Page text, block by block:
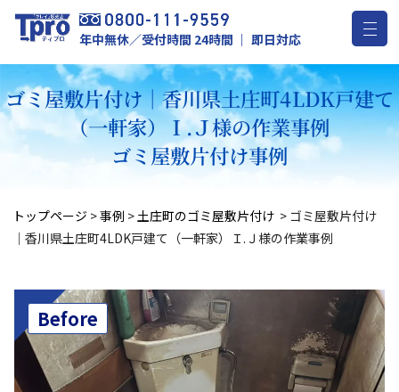
年中無休／受付時間 24時間 ｜ 即日対応
ゴミ屋敷片付け｜香川県土庄町4LDK戸建て
（一軒家）Ｉ.Ｊ様の作業事例
ゴミ屋敷片付け事例
トップページ >事例 >土庄町のゴミ屋敷片付け > ゴミ屋敷片付け
｜香川県土庄町4LDK戸建て（一軒家）Ｉ.Ｊ様の作業事例
Before